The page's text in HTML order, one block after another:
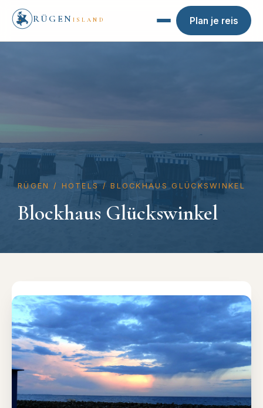
RÜGEN ISLAND Plan je reis
RÜGEN / HOTELS/ BLOCKHAUS GLÜCKSWINKEL
Blockhaus Glückswinkel